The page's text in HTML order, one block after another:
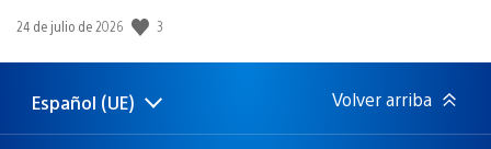
Fecha
publicación:
24 de julio de 2026 3
Selecciona
una
Región
actual:
Español (UE) Volver arriba